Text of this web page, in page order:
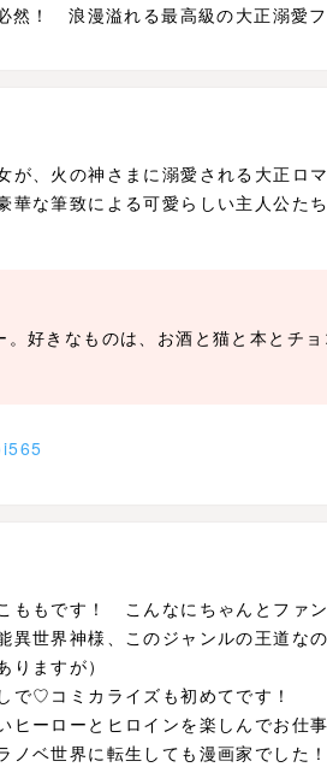
然！ 浪漫溢れる最高級の大正溺愛
が、火の神さまに溺愛される大正ロ
華な筆致による可愛らしい主人公た
好きなものは、お酒と猫と本とチ
ももです！ こんなにちゃんとファ
世界神様、このジャンルの王道な
りますが）
で♡コミカライズも初めてです！
ヒーローとヒロインを楽しんでお仕
ノベ世界に転生しても漫画家でした